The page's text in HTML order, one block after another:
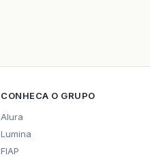
CONHECA O GRUPO
Alura
Lumina
FIAP